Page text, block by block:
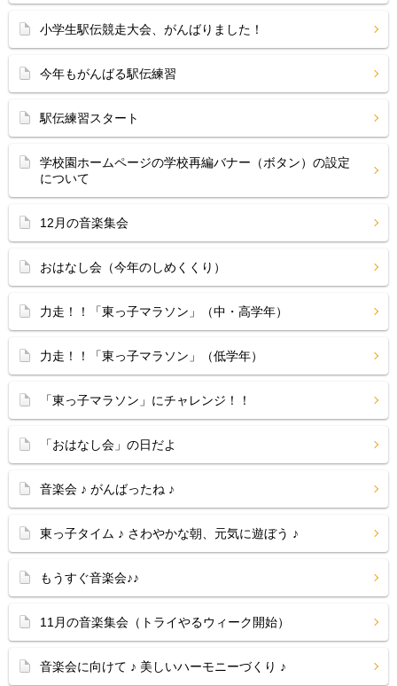
小学生駅伝競走大会、がんばりました！
今年もがんばる駅伝練習
駅伝練習スタート
学校園ホームページの学校再編バナー（ボタン）の設定
について
12月の音楽集会
おはなし会（今年のしめくくり）
力走！！「東っ子マラソン」（中・高学年）
力走！！「東っ子マラソン」（低学年）
「東っ子マラソン」にチャレンジ！！
「おはなし会」の日だよ
音楽会 ♪ がんばったね ♪
東っ子タイム ♪ さわやかな朝、元気に遊ぼう ♪
もうすぐ音楽会♪♪
11月の音楽集会（トライやるウィーク開始）
音楽会に向けて ♪ 美しいハーモニーづくり ♪